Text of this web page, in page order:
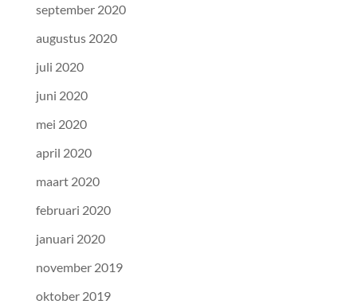
september 2020
augustus 2020
juli 2020
juni 2020
mei 2020
april 2020
maart 2020
februari 2020
januari 2020
november 2019
oktober 2019